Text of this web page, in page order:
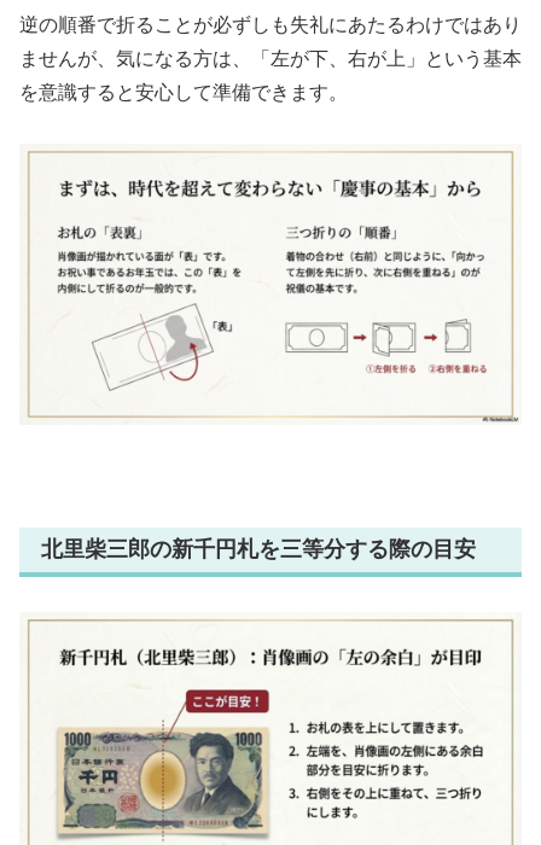
逆の順番で折ることが必ずしも失礼にあたるわけではあり
ませんが、気になる方は、
「左が下、右が上」
という基本
を意識すると安心して準備できます。
北里柴三郎の新千円札を三等分する際の目安